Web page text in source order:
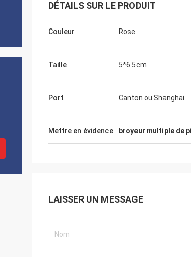
DÉTAILS SUR LE PRODUIT
Couleur Rose
Taille 5*6.5cm
Port Canton ou Shanghai
Mettre en évidence broyeur multiple de
LAISSER UN MESSAGE